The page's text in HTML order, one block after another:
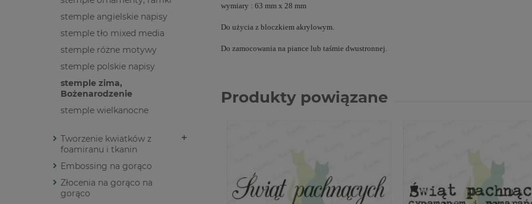
stemple angielskie napisy
stemple tło mixed media
stemple różne motywy
stemple polskie napisy
stemple zima,
Bożenarodzenie
stemple wielkanocne
Tworzenie kwiatków z
foamiranu i tkanin
Embossing na gorąco
Złocenia na gorąco na
gorąco
wymiary : 63 mm x 28 mm
Do użycia z bloczkiem akrylowym.
Do zamocowania na piance lub taśmie dwustronnej.
Produkty powiązane